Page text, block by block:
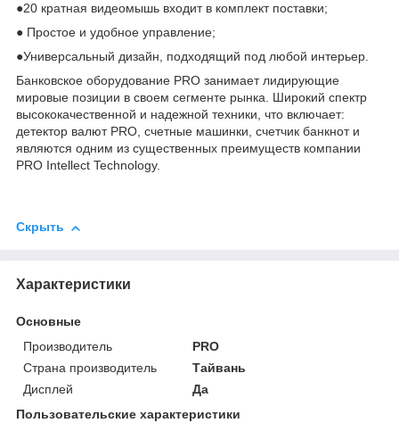
●20 кратная видеомышь входит в комплект поставки;
● Простое и удобное управление;
●Универсальный дизайн, подходящий под любой интерьер.
Банковское оборудование PRO занимает лидирующие
мировые позиции в своем сегменте рынка. Широкий спектр
высококачественной и надежной техники, что включает:
детектор валют PRO, счетные машинки, счетчик банкнот и
являются одним из существенных преимуществ компании
PRO Intellect Technology.
Скрыть
Характеристики
Основные
Производитель
PRO
Страна производитель
Тайвань
Дисплей
Да
Пользовательские характеристики